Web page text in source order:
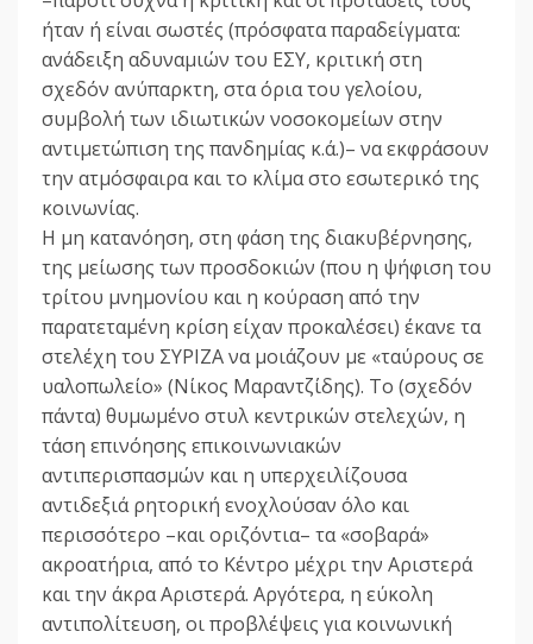
ήταν ή είναι σωστές (πρόσφατα παραδείγματα:
ανάδειξη αδυναμιών του ΕΣΥ, κριτική στη
σχεδόν ανύπαρκτη, στα όρια του γελοίου,
συμβολή των ιδιωτικών νοσοκομείων στην
αντιμετώπιση της πανδημίας κ.ά.)– να εκφράσουν
την ατμόσφαιρα και το κλίμα στο εσωτερικό της
κοινωνίας.
Η μη κατανόηση, στη φάση της διακυβέρνησης,
της μείωσης των προσδοκιών (που η ψήφιση του
τρίτου μνημονίου και η κούραση από την
παρατεταμένη κρίση είχαν προκαλέσει) έκανε τα
στελέχη του ΣΥΡΙΖΑ να μοιάζουν με «ταύρους σε
υαλοπωλείο» (Νίκος Μαραντζίδης). Το (σχεδόν
πάντα) θυμωμένο στυλ κεντρικών στελεχών, η
τάση επινόησης επικοινωνιακών
αντιπερισπασμών και η υπερχειλίζουσα
αντιδεξιά ρητορική ενοχλούσαν όλο και
περισσότερο –και οριζόντια– τα «σοβαρά»
ακροατήρια, από το Κέντρο μέχρι την Αριστερά
και την άκρα Αριστερά. Αργότερα, η εύκολη
αντιπολίτευση, οι προβλέψεις για κοινωνική